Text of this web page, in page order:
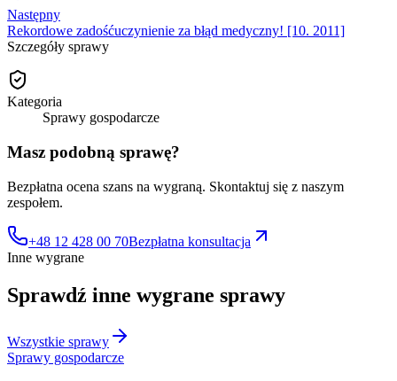
Następny
Rekordowe zadośćuczynienie za błąd medyczny! [10. 2011]
Szczegóły sprawy
Kategoria
Sprawy gospodarcze
Masz podobną sprawę?
Bezpłatna ocena szans na wygraną. Skontaktuj się z naszym
zespołem.
+48 12 428 00 70Bezpłatna konsultacja
Inne wygrane
Sprawdź inne wygrane sprawy
Wszystkie sprawy
Sprawy gospodarcze